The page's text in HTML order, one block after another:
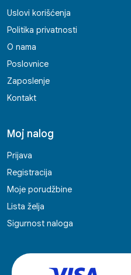
Uslovi korišćenja
Politika privatnosti
O nama
Poslovnice
Zaposlenje
Kontakt
Moj nalog
Prijava
Registracija
Moje porudžbine
Lista želja
Sigurnost naloga